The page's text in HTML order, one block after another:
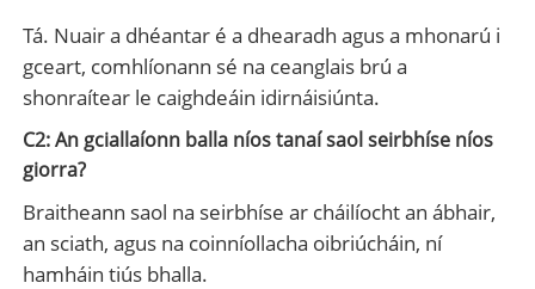
Tá. Nuair a dhéantar é a dhearadh agus a mhonarú i
gceart, comhlíonann sé na ceanglais brú a
shonraítear le caighdeáin idirnáisiúnta.
C2: An gciallaíonn balla níos tanaí saol seirbhíse níos
giorra?
Braitheann saol na seirbhíse ar cháilíocht an ábhair,
an sciath, agus na coinníollacha oibriúcháin, ní
hamháin tiús bhalla.